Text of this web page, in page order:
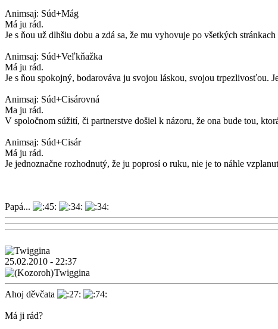
Animsaj: Súd+Mág
Má ju rád.
Je s ňou už dlhšiu dobu a zdá sa, že mu vyhovuje po všetkých
Animsaj: Súd+Veľkňažka
Má ju rád.
Je s ňou spokojný, bodarováva ju svojou láskou, svojou trpezlivosťou.
Animsaj: Súd+Cisárovná
Ma ju rád.
V spoločnom súžití, či partnerstve došiel k názoru, že ona bude tou,
Animsaj: Súd+Cisár
Má ju rád.
Je jednoznačne rozhodnutý, že ju poprosí o ruku, nie je to náhle
Papá...
25.02.2010 - 22:37
Twiggina
Ahoj děvčata
Má ji rád?